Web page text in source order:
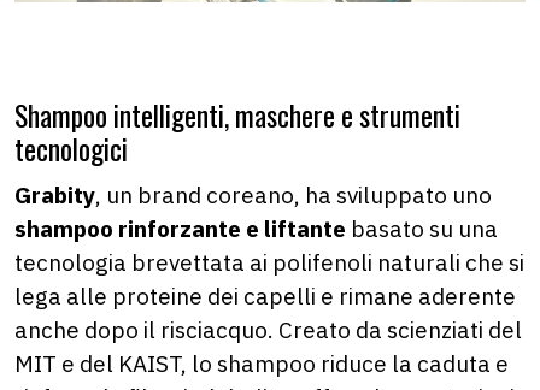
Shampoo intelligenti, maschere e strumenti
tecnologici
Grabity, un brand coreano, ha sviluppato uno
shampoo rinforzante e liftante basato su una
tecnologia brevettata ai polifenoli naturali che si
lega alle proteine dei capelli e rimane aderente
anche dopo il risciacquo. Creato da scienziati del
MIT e del KAIST, lo shampoo riduce la caduta e